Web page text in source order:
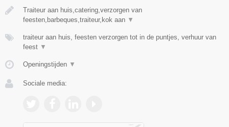
Traiteur aan huis,catering,verzorgen van
feesten,barbeques,traiteur,kok aan ▼
traiteur aan huis, feesten verzorgen tot in de puntjes, verhuur van
feest ▼
Openingstijden ▼
Sociale media: